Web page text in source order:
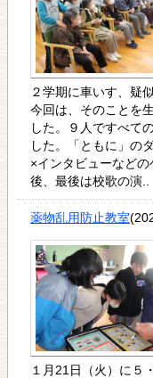
２学期に車いす、疑
今回は、そのことを
した。９人ですべて
した。「ともに」の
×インタビューなど
後、最後は校歌の演..
薬物乱用防止教室
１月21日（火）に５